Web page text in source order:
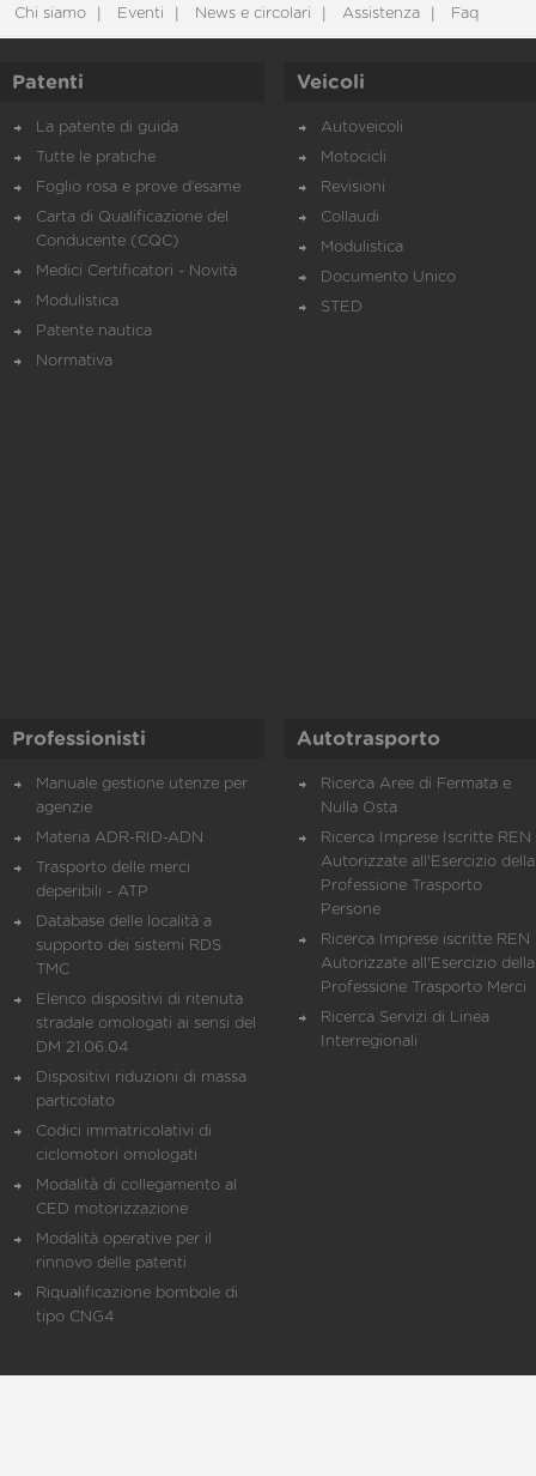
Chi siamo Eventi News e circolari Assistenza Faq
Patenti
La patente di guida
Tutte le pratiche
Foglio rosa e prove d’esame
Carta di Qualificazione del
Conducente (CQC)
Medici Certificatori - Novità
Modulistica
Patente nautica
Normativa
Veicoli
Autoveicoli
Motocicli
Revisioni
Collaudi
Modulistica
Documento Unico
STED
Professionisti
Manuale gestione utenze per
agenzie
Materia ADR-RID-ADN
Trasporto delle merci
deperibili - ATP
Database delle località a
supporto dei sistemi RDS
TMC
Elenco dispositivi di ritenuta
stradale omologati ai sensi del
DM 21.06.04
Dispositivi riduzioni di massa
particolato
Codici immatricolativi di
ciclomotori omologati
Modalità di collegamento al
CED motorizzazione
Modalità operative per il
rinnovo delle patenti
Riqualificazione bombole di
tipo CNG4
Autotrasporto
Ricerca Aree di Fermata e
Nulla Osta
Ricerca Imprese Iscritte REN
Autorizzate all'Esercizio della
Professione Trasporto
Persone
Ricerca Imprese iscritte REN
Autorizzate all'Esercizio della
Professione Trasporto Merci
Ricerca Servizi di Linea
Interregionali